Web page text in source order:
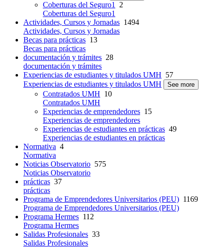
Coberturas del Seguro1
2
Coberturas del Seguro1
Actividades, Cursos y Jornadas 1494
Actividades, Cursos y Jornadas
Becas para prácticas 13
Becas para prácticas
documentación y trámites 28
documentación y trámites
Experiencias de estudiantes y titulados UMH 57
Experiencias de estudiantes y titulados UMH
See more
Contratados UMH 10
Contratados UMH
Experiencias de emprendedores 15
Experiencias de emprendedores
Experiencias de estudiantes en prácticas 49
Experiencias de estudiantes en prácticas
Normativa 4
Normativa
Noticias Observatorio 575
Noticias Observatorio
prácticas 37
prácticas
Programa de Emprendedores Universitarios (PEU) 1169
Programa de Emprendedores Universitarios (PEU)
Programa Hermes 112
Programa Hermes
Salidas Profesionales 33
Salidas Profesionales